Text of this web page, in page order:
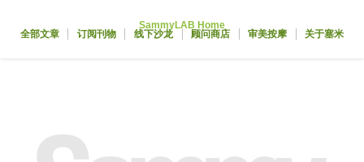
SammyLAB Home
全部文章 订阅刊物 线下沙龙 顾问商店 审美按摩 关于塞米